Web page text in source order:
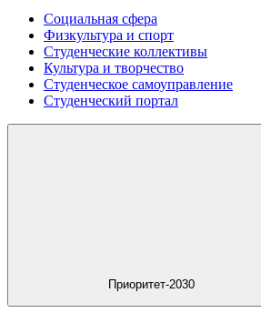
Социальная сфера
Физкультура и спорт
Студенческие коллективы
Культура и творчество
Студенческое самоуправление
Студенческий портал
Приоритет-2030